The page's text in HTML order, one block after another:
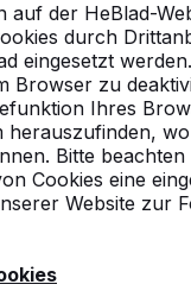
auf der HeBlad-
durch
eingesetzt
Browser zu
Ihres
herauszufinden, wo
Bitte beachten
Cookies eine
Website zur
in:
gevonden voor